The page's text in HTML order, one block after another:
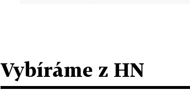
Vybíráme z HN